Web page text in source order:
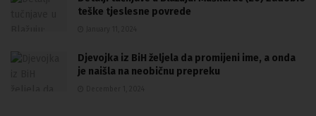
teške tjeslesne povrede
Djevojka iz BiH željela da promijeni ime, a onda
je naišla na neobičnu prepreku